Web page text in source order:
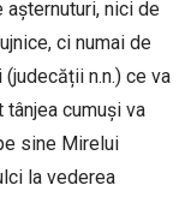
așternuturi, nici de
ci numai de
n.n.) ce va
tânjea cumuși va
sine Mirelui
la vederea